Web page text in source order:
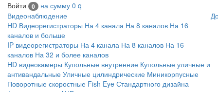
Войти 0 на сумму 0 q
Видеонаблюдение
HD Видеорегистраторы На 4 канала На 8 каналов На 16
каналов и больше
IP видеорегистраторы На 4 канала На 8 каналов На 16
каналов На 32 и более каналов
HD видеокамеры Купольные внутренние Купольные уличные и
антивандальные Уличные цилиндрические Миникорпусные
Поворотные скоростные Fish Eye Стандартного дизайна